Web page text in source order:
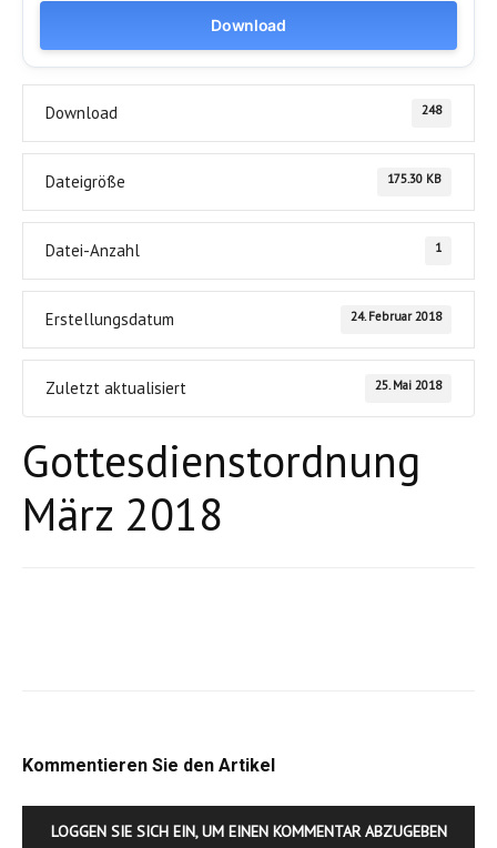
Download
Download 248
Dateigröße 175.30 KB
Datei-Anzahl 1
Erstellungsdatum 24. Februar 2018
Zuletzt aktualisiert 25. Mai 2018
Gottesdienstordnung
März 2018
Kommentieren Sie den Artikel
LOGGEN SIE SICH EIN, UM EINEN KOMMENTAR ABZUGEBEN